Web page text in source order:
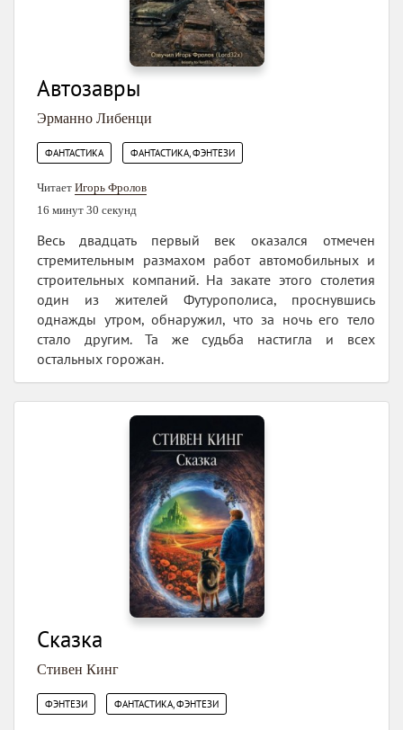
Автозавры
Эрманно Либенци
ФАНТАСТИКА ФАНТАСТИКА, ФЭНТЕЗИ
Читает Игорь Фролов
16 минут 30 секунд
Весь двадцать первый век оказался отмечен
стремительным размахом работ автомобильных и
строительных компаний. На закате этого столетия
один из жителей Футурополиса, проснувшись
однажды утром, обнаружил, что за ночь его тело
стало другим. Та же судьба настигла и всех
остальных горожан.
Сказка
Стивен Кинг
ФЭНТЕЗИ ФАНТАСТИКА, ФЭНТЕЗИ